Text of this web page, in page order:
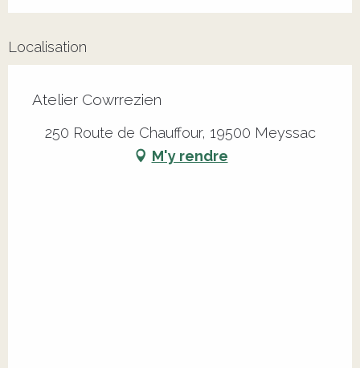
Localisation
Atelier Cowrrezien
250 Route de Chauffour, 19500 Meyssac
M'y rendre